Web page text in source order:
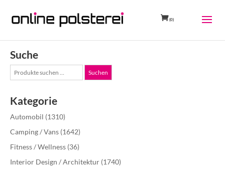
(0)
Suche
Suche
nach:
Suchen
Kategorie
Automobil (1310)
Camping / Vans (1642)
Fitness / Wellness (36)
Interior Design / Architektur (1740)